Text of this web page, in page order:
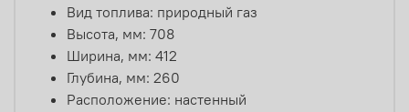
Вид топлива: природный газ
Высота, мм: 708
Ширина, мм: 412
Глубина, мм: 260
Расположение: настенный